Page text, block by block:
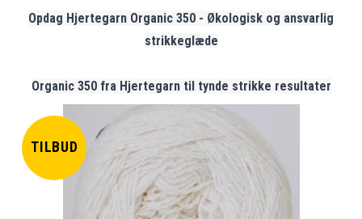
Opdag Hjertegarn Organic 350 - Økologisk og ansvarlig
strikkeglæde
Organic 350 fra Hjertegarn til tynde strikke resultater
TILBUD